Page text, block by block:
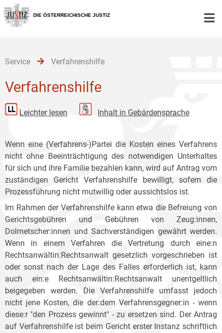
Zur
Hauptnavigation
[1]
Zum
Inhalt
[2]
Zum
Untermenü
[3]
DIE ÖSTERREICHISCHE JUSTIZ
Service Verfahrenshilfe
Verfahrenshilfe
Leichter lesen Inhalt in Gebärdensprache
Wenn eine (Verfahrens-)Partei die Kosten eines Verfahrens
nicht ohne Beeinträchtigung des notwendigen Unterhaltes
für sich und ihre Familie bezahlen kann, wird auf Antrag vom
zuständigen Gericht Verfahrenshilfe bewilligt, sofern die
Prozessführung nicht mutwillig oder aussichtslos ist.
Im Rahmen der Verfahrenshilfe kann etwa die Befreiung von
Gerichtsgebühren und Gebühren von Zeug:innen,
Dolmetscher:innen und Sachverständigen gewährt werden.
Wenn in einem Verfahren die Vertretung durch eine:n
Rechtsanwältin:Rechtsanwalt gesetzlich vorgeschrieben ist
oder sonst nach der Lage des Falles erforderlich ist, kann
auch ein:e Rechtsanwältin:Rechtsanwalt unentgeltlich
beigegeben werden. Die Verfahrenshilfe umfasst jedoch
nicht jene Kosten, die der:dem Verfahrensgegner:in - wenn
diese:r "den Prozess gewinnt" - zu ersetzen sind. Der Antrag
auf Verfahrenshilfe ist beim Gericht erster Instanz schriftlich